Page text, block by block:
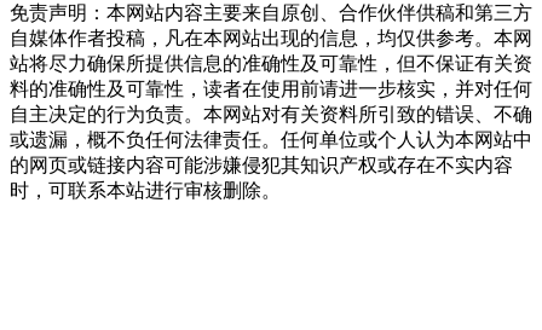
免责声明：本网站内容主要来自原创、合作伙伴供稿和第三方
自媒体作者投稿，凡在本网站出现的信息，均仅供参考。本网
站将尽力确保所提供信息的准确性及可靠性，但不保证有关资
料的准确性及可靠性，读者在使用前请进一步核实，并对任何
自主决定的行为负责。本网站对有关资料所引致的错误、不确
或遗漏，概不负任何法律责任。任何单位或个人认为本网站中
的网页或链接内容可能涉嫌侵犯其知识产权或存在不实内容
时，可联系本站进行审核删除。